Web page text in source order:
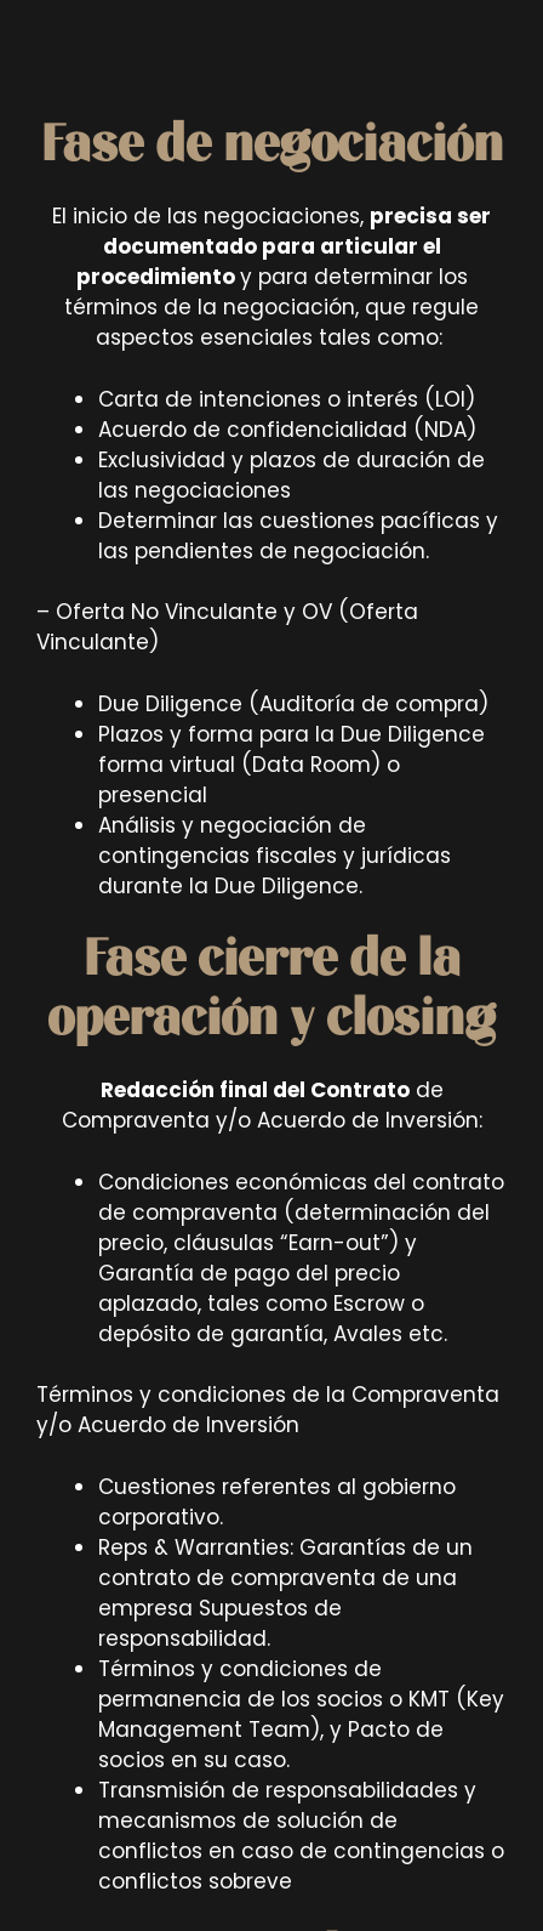
Fase de negociación
El inicio de las negociaciones, precisa ser
documentado para articular el
procedimientoy para determinar los
términos de la negociación, que regule
aspectos esenciales tales como:
Carta de intenciones o interés (LOI)
Acuerdo de confidencialidad (NDA)
Exclusividad y plazos de duración de
las negociaciones
Determinar las cuestiones pacíficas y
las pendientes de negociación.
– Oferta No Vinculante y OV (Oferta
Vinculante)
Due Diligence (Auditoría de compra)
Plazos y forma para la Due Diligence
forma virtual (Data Room) o
presencial
Análisis y negociación de
contingencias fiscales y jurídicas
durante la Due Diligence.
Fase cierre de la
operación y closing
Redacción final del Contratode
Compraventa y/o Acuerdo de Inversión:
Condiciones económicas del contrato
de compraventa (determinación del
precio, cláusulas “Earn-out”) y
Garantía de pago del precio
aplazado, tales como Escrow o
depósito de garantía, Avales etc.
Términos y condiciones de la Compraventa
y/o Acuerdo de Inversión
Cuestiones referentes al gobierno
corporativo.
Reps & Warranties: Garantías de un
contrato de compraventa de una
empresa Supuestos de
responsabilidad.
Términos y condiciones de
permanencia de los socios o KMT (Key
Management Team), y Pacto de
socios en su caso.
Transmisión de responsabilidades y
mecanismos de solución de
conflictos en caso de contingencias o
conflictos sobreve